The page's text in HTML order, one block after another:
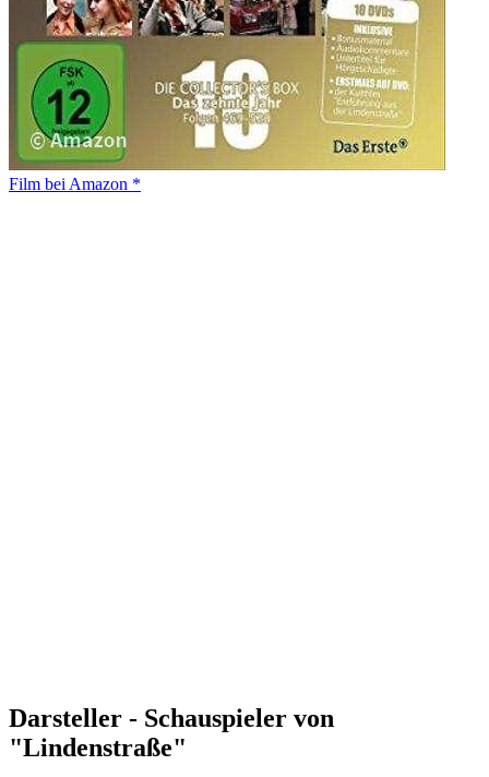
Film bei Amazon *
Darsteller - Schauspieler von
"Lindenstraße"